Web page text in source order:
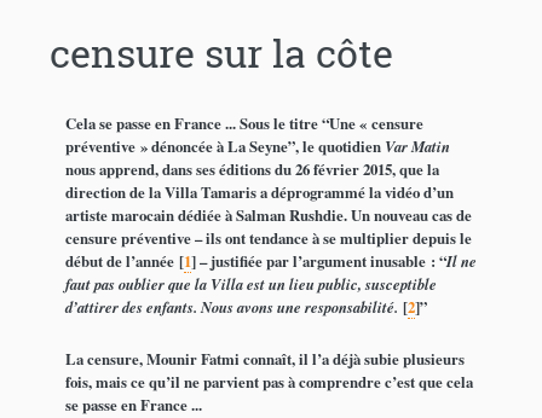
censure sur la côte
Cela se passe en France ... Sous le titre “Une « censure
préventive » dénoncée à La Seyne”, le quotidien Var Matin
nous apprend, dans ses éditions du 26 février 2015, que la
direction de la Villa Tamaris a déprogrammé la vidéo d’un
artiste marocain dédiée à Salman Rushdie. Un nouveau cas de
censure préventive – ils ont tendance à se multiplier depuis le
début de l’année[1]– justifiée par l’argument inusable : “Il ne
faut pas oublier que la Villa est un lieu public, susceptible
d’attirer des enfants. Nous avons une responsabilité. [2]”
La censure, Mounir Fatmi connaît, il l’a déjà subie plusieurs
fois, mais ce qu’il ne parvient pas à comprendre c’est que cela
se passe en France ...